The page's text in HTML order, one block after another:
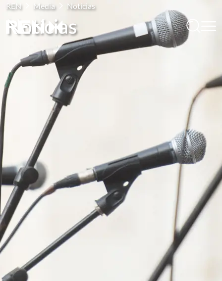
REN Media Notícias
Notícias